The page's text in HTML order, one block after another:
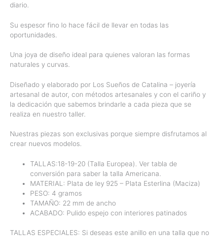
diario.
Su espesor fino lo hace fácil de llevar en todas las
oportunidades.
Una joya de diseño ideal para quienes valoran las formas
naturales y curvas.
Diseñado y elaborado por Los Sueños de Catalina – joyería
artesanal de autor, con métodos artesanales y con el cariño y
la dedicación que sabemos brindarle a cada pieza que se
realiza en nuestro taller.
Nuestras piezas son exclusivas porque siempre disfrutamos al
crear nuevos modelos.
TALLAS:18-19-20 (Talla Europea). Ver tabla de
conversión para saber la talla Americana.
MATERIAL: Plata de ley 925 – Plata Esterlina (Maciza)
PESO: 4 gramos
TAMAÑO: 22 mm de ancho
ACABADO: Pulido espejo con interiores patinados
TALLAS ESPECIALES: Si deseas este anillo en una talla que no